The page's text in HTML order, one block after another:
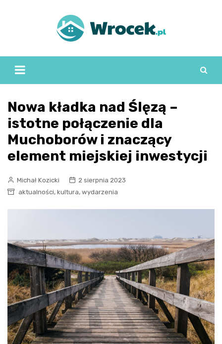
Nowa kładka nad Ślęzą –
istotne połączenie dla
Muchoborów i znaczący
element miejskiej inwestycji
Michał Kozicki
2 sierpnia 2023
aktualności, kultura, wydarzenia